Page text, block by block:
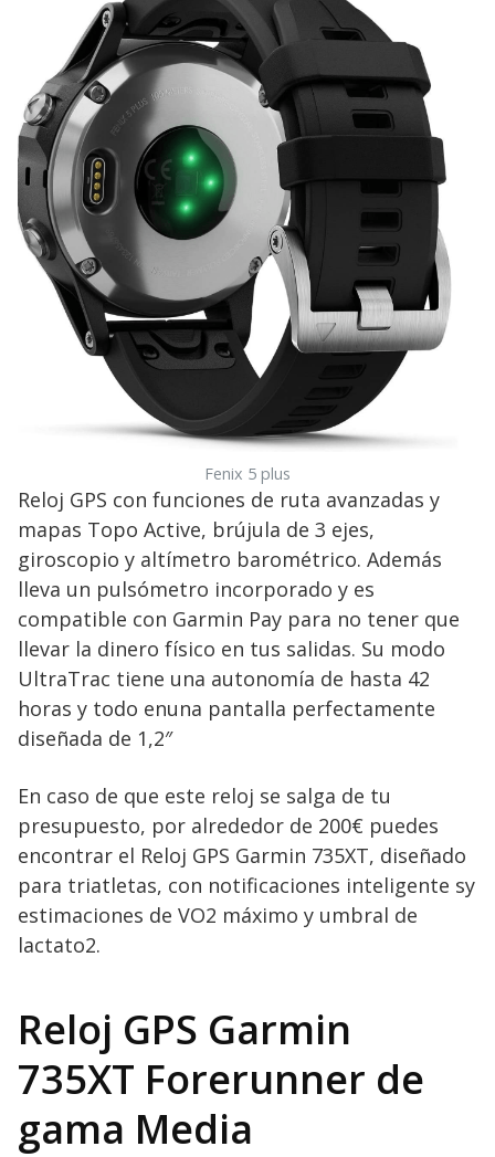
Fenix 5 plus
Reloj GPS con funciones de ruta avanzadas y
mapas Topo Active, brújula de 3 ejes,
giroscopio y altímetro barométrico. Además
lleva un pulsómetro incorporado y es
compatible con Garmin Pay para no tener que
llevar la dinero físico en tus salidas. Su modo
UltraTrac tiene una autonomía de hasta 42
horas y todo enuna pantalla perfectamente
diseñada de 1,2″
En caso de que este reloj se salga de tu
presupuesto, por alrededor de 200€ puedes
encontrar el Reloj GPS Garmin 735XT, diseñado
para triatletas, con notificaciones inteligente sy
estimaciones de VO2 máximo y umbral de
lactato2.
Reloj GPS Garmin
735XT Forerunner de
gama Media